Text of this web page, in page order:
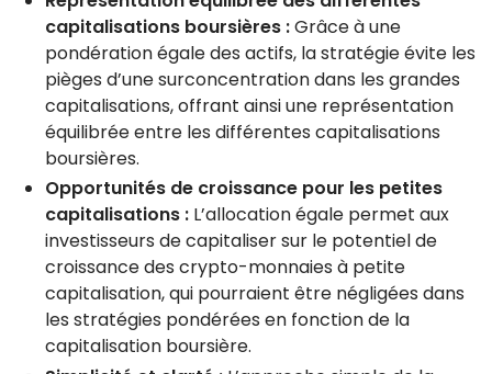
capitalisations boursières :Grâce à une
pondération égale des actifs, la stratégie évite les
pièges d’une surconcentration dans les grandes
capitalisations, offrant ainsi une représentation
équilibrée entre les différentes capitalisations
boursières.
Opportunités de croissance pour les petites
capitalisations : L’allocation égale permet aux
investisseurs de capitaliser sur le potentiel de
croissance des crypto-monnaies à petite
capitalisation, qui pourraient être négligées dans
les stratégies pondérées en fonction de la
capitalisation boursière.